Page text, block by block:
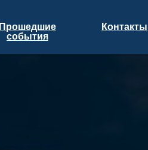
Прошедшие
события
Контакты